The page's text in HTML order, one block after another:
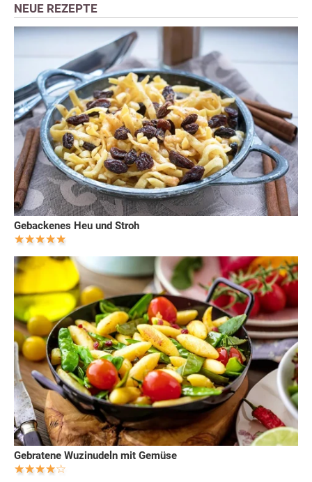
NEUE REZEPTE
Gebackenes Heu und Stroh
Gebratene Wuzinudeln mit Gemüse